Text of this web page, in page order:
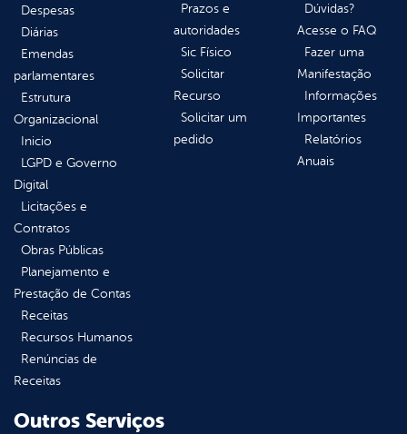
Despesas
Diárias
Emendas
parlamentares
Estrutura
Organizacional
Inicio
LGPD e Governo
Digital
Licitações e
Contratos
Obras Públicas
Planejamento e
Prestação de Contas
Receitas
Recursos Humanos
Renúncias de
Receitas
Prazos e
autoridades
Sic Físico
Solicitar
Recurso
Solicitar um
pedido
Dúvidas?
Acesse o FAQ
Fazer uma
Manifestação
Informações
Importantes
Relatórios
Anuais
Outros Serviços